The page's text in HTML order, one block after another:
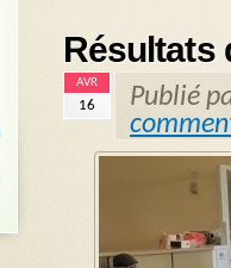
Résultats
AVR
16
Publié